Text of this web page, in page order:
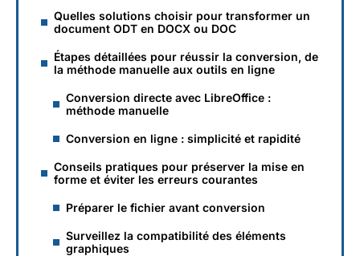
Quelles solutions choisir pour transformer un
document ODT en DOCX ou DOC
Étapes détaillées pour réussir la conversion, de
la méthode manuelle aux outils en ligne
Conversion directe avec LibreOffice :
méthode manuelle
Conversion en ligne : simplicité et rapidité
Conseils pratiques pour préserver la mise en
forme et éviter les erreurs courantes
Préparer le fichier avant conversion
Surveillez la compatibilité des éléments
graphiques